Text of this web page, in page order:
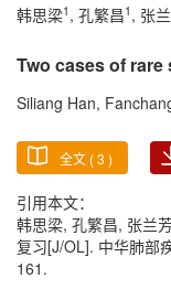
韩思梁1 , 孔繁昌1 , 张
Two cases of
Siliang Han,
全文 (3 )
引用本文：
韩思梁, 孔繁昌, 张兰
复习[J/OL]. 中华肺部
161.